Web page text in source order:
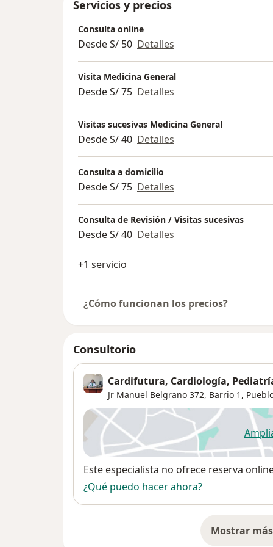
Servicios y precios
Consulta online
Desde S/ 50 Detalles
Visita Medicina General
Desde S/ 75 Detalles
Visitas sucesivas Medicina General
Desde S/ 40 Detalles
Consulta a domicilio
Desde S/ 75 Detalles
Consulta de Revisión / Visitas sucesivas
Desde S/ 40 Detalles
+1 servicio
¿Cómo funcionan los precios?
Consultorio
Cardifutura, Cardiología,
Jr Manuel Belgrano 372, Barrio 1 ,
Disponibilidad
Este especialista no ofrece reserva
¿Qué puedo hacer ahora?
Mostrar